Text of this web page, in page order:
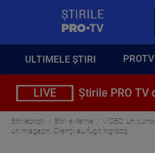
ULTIMELE ȘTIRI
LIVE Știrile PRO TV
Stirileprotv Stiri externe
VIDEO. Un
un magazin. Clienţii au fugit îngroziţi